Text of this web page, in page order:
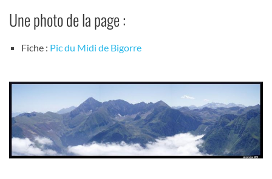
Une photo de la page :
Fiche : Pic du Midi de Bigorre